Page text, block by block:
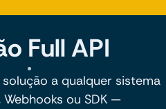
Full API
a qualquer sistema
Webhooks ou SDK —